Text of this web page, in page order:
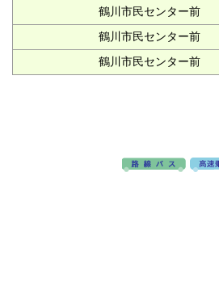
鶴川市民センター前
鶴川市民センター前
鶴川市民センター前